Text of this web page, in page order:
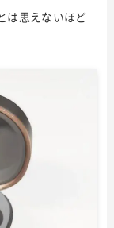
は思えないほど